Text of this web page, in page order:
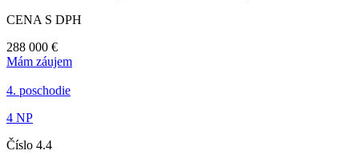
CENA S DPH
288 000 €
Mám záujem
4. poschodie
4 NP
Číslo 4.4